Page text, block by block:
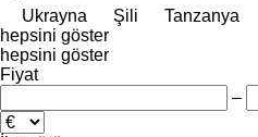
Ukrayna
Şili Tanzanya
hepsini göster
hepsini göster
Fiyat
–